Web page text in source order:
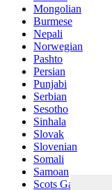
Mongolian
Burmese
Nepali
Norwegian
Pashto
Persian
Punjabi
Serbian
Sesotho
Sinhala
Slovak
Slovenian
Somali
Samoan
Scots Gaelic